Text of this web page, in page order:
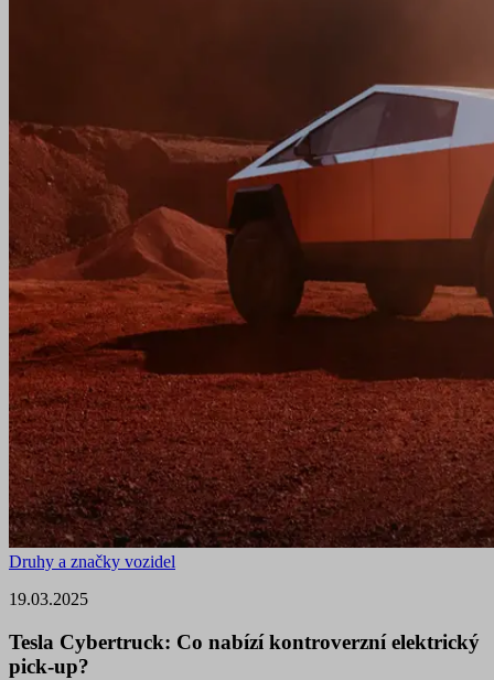
Druhy a značky vozidel
19.03.2025
Tesla Cybertruck: Co nabízí kontroverzní elektrický
pick-up?